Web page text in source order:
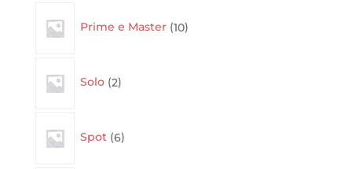
Prime e Master 10products
Solo 2products
Spot 6products